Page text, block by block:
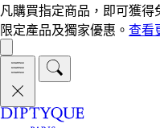
凡購買指定商品，即可獲
限定產品及獨家優惠。 查看